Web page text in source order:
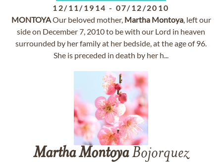
12/11/1914 - 07/12/2010
MONTOYAOur beloved mother, Martha Montoya, left our
side on December 7, 2010 to be with our Lord in heaven
surrounded by her family at her bedside, at the age of 96.
She is preceded in death by her h...
MarthaMontoyaBojorquez